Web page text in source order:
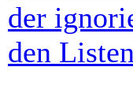
der
den